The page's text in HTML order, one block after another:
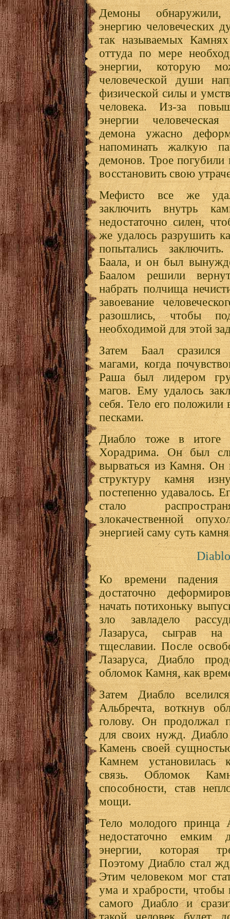
Демоны обнаружили,
энергию человеческих
так называемых
оттуда по мере
энергии, которую
человеческой души
физической силы и
человека. Из-за
энергии
демона ужасно
напоминать жалкую
демонов. Трое погубили
восстановить свою
Мефисто все же
заключить внутрь
недостаточно силен,
же удалось разрушить
попытались
Баала, и он был
Баалом решили
набрать полчища
завоевание
разошлись, чтобы
необходимой для этой
Затем Баал
магами, когда
Раша был лидером
магов. Ему удалось
себя. Тело его положили
песками.
Диабло тоже в итоге
Хорадрима. Он был
вырваться из Камня. Он
структуру камня
постепенно удавалось.
стало
злокачественной
энергией саму суть
Ко времени падения
достаточно
начать потихоньку
зло завладело
Лазаруса, сыграв
тщеславии. После
Лазаруса, Диабло
обломок Камня, как
Затем Диабло
Альбречта, воткнув
голову. Он продолжал
для своих нужд. Диабло
Камень своей
Камнем установилась
связь. Обломок
способности, став
мощи.
Тело молодого принца
недостаточно емким
энергии, которая
Поэтому Диабло стал
Этим человеком мог
ума и храбрости, чтобы
самого Диабло и